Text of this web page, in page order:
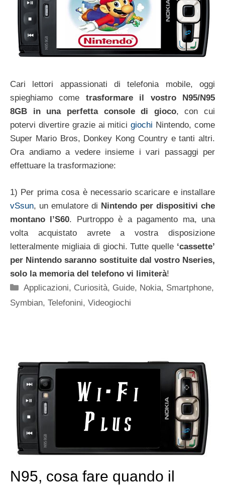
Cari lettori appassionati di telefonia mobile, oggi
spieghiamo come trasformare il vostro N95/N95
8GB in una perfetta console di gioco, con cui
potervi divertire grazie ai miticigiochi Nintendo, come
Super Mario Bros, Donkey Kong Country e tanti altri.
Ora andiamo a vedere insieme i vari passaggi per
effettuare la trasformazione:
1) Per prima cosa è necessario scaricare e installare
vSsun, un emulatore di Nintendo per dispositivi che
montano l’S60. Purtroppo è a pagamento ma, una
volta acquistato avrete a vostra disposizione
letteralmente migliaia di giochi. Tutte quelle ‘cassette’
per Nintendo saranno sostituite dal vostro Nseries,
solo la memoria del telefono vi limiterà!
Categorie
Applicazioni, Curiosità, Guide, Nokia, Smartphone,
Symbian, Telefonini, Videogiochi
N95, cosa fare quando il